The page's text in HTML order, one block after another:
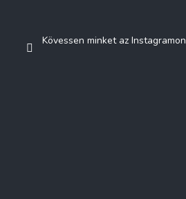
Kövessen minket az Instagramon